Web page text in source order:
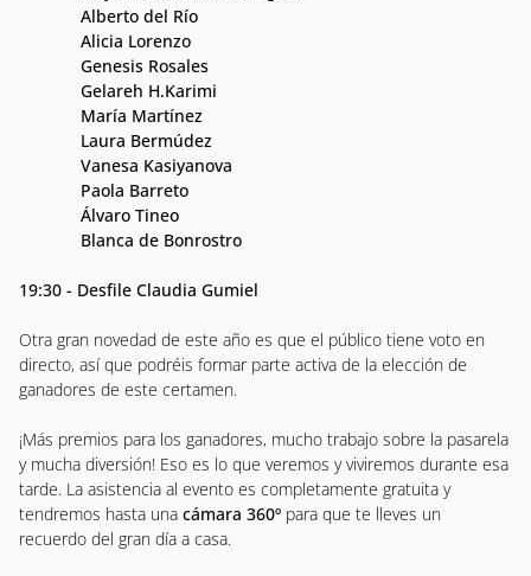
Alberto del Río
Alicia Lorenzo
Genesis Rosales
Gelareh H.Karimi
María Martínez
Laura Bermúdez
Vanesa Kasiyanova
Paola Barreto
Álvaro Tineo
Blanca de Bonrostro
19:30 - Desfile Claudia Gumiel
Otra gran novedad de este año es que el público tiene voto en
directo, así que podréis formar parte activa de la elección de
ganadores de este certamen.
¡Más premios para los ganadores, mucho trabajo sobre la pasarela
y mucha diversión! Eso es lo que veremos y viviremos durante esa
tarde. La asistencia al evento es completamente gratuita y
tendremos hasta una cámara 360º para que te lleves un
recuerdo del gran día a casa.